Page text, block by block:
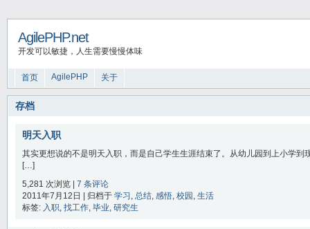
AgilePHP.net
开发可以敏捷，人生需要慢慢体味
首页 AgilePHP 关于
存档
明天入职
其实更想说的不是明天入职，而是自己学生生涯结束了。从幼儿园到上小学
[…]
5,281 次浏览 | 7 条评论
2011年7月12日 | 归档于 学习 , 总结, 感悟, 校园 , 生活
标签: 入职, 找工作, 毕业, 研究生